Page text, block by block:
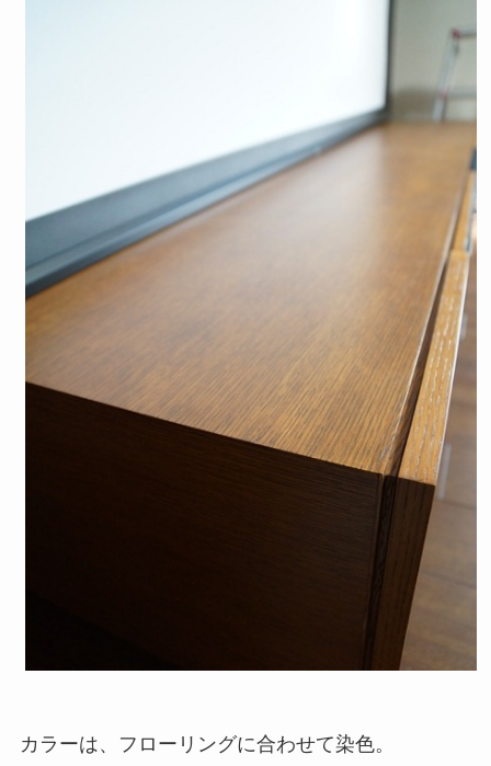
カラーは、フローリングに合わせて染色。